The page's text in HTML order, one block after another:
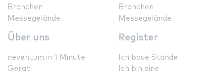
Branchen
Messegelände
Branchen
Messegelände
Über uns
neventum in 1 Minute
Gerät
Register
Ich baue Stände
Ich bin eine